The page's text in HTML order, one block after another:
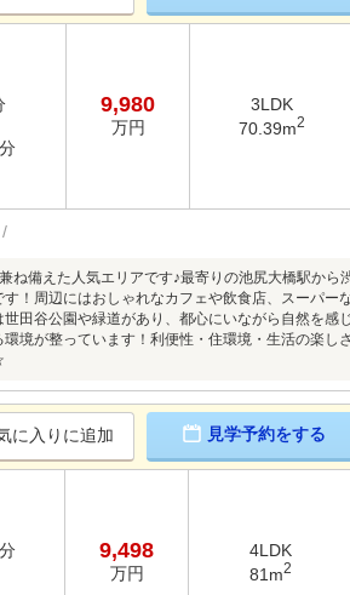
9,980
万円
3LDK
70.39m2
ね備えた人気エリアです♪最寄りの池尻大橋駅から
！周辺にはおしゃれなカフェや飲食店、スーパー
田谷公園や緑道があり、都心にいながら自然を感
境が整っています！利便性・住環境・生活の楽し
に入りに追加 見学予約をする
9,498
万円
4LDK
81m2